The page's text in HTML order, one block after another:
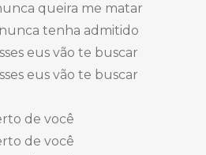
queira me matar
tenha admitido
eus vão te buscar
eus vão te buscar
de você
de você